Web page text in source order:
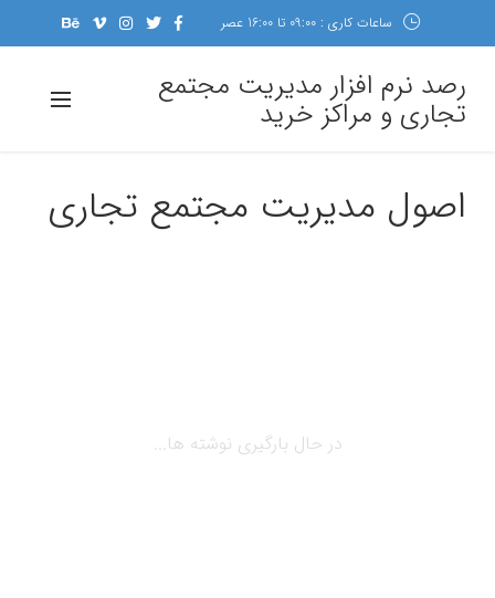
ساعات کاری : 09:00 تا 16:00 عصر
رصد نرم افزار مدیریت مجتمع
تجاری و مراکز خرید
اصول مدیریت مجتمع تجاری
در حال بارگیری نوشته ها...